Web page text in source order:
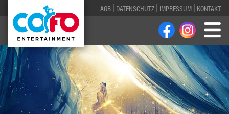
AGB DATENSCHUTZ IMPRESSUM KONTAKT